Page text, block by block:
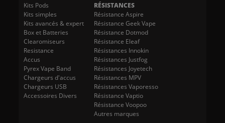
Kits Pods
Kits simples
Kits avancés & expert
Box et Batteries
Clearomiseurs
Resistance
Accus
Pyrex Vape Band
Chargeurs d'accus
Chargeurs USB
Accessoires Divers
RÉSISTANCES
Résistance Aspire
Résistance Geek Vape
Résistance Dotmod
Résistance Eleaf
Résistances Innokin
Résistances Justfog
Résistances Joyetech
Résistances MPV
Résistances Vaporesso
Résistance Vaptio
Résistance Voopoo
Autres marques